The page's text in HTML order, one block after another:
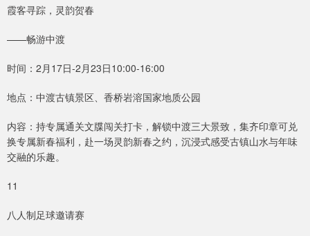
霞客寻踪，灵韵贺春
——畅游中渡
时间：2月17日-2月23日10:00-16:00
地点：中渡古镇景区、香桥岩溶国家地质公园
内容：持专属通关文牒闯关打卡，解锁中渡三大景致，集齐印章可兑
换专属新春福利，赴一场灵韵新春之约，沉浸式感受古镇山水与年味
交融的乐趣。
11
八人制足球邀请赛